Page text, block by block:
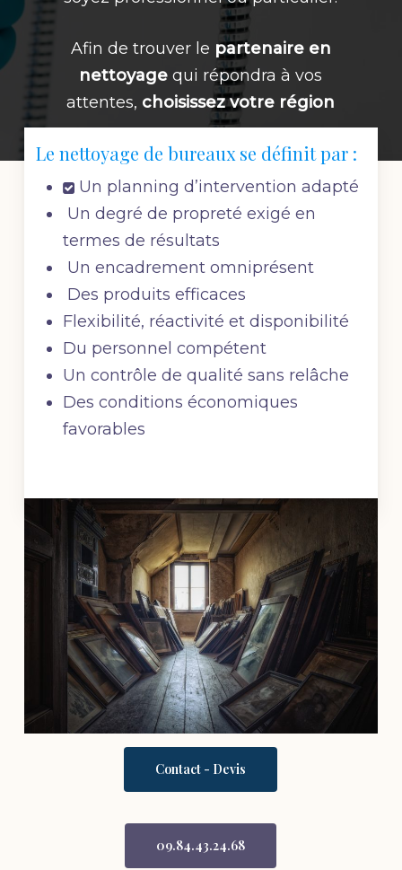
Afin de trouver le partenaire en
nettoyage qui répondra à vos
attentes, choisissez votre région
Le nettoyage de bureaux se définit par :
Un planning d’intervention adapté
Un degré de propreté exigé en
termes de résultats
Un encadrement omniprésent
Des produits efficaces
Flexibilité, réactivité et disponibilité
Du personnel compétent
Un contrôle de qualité sans relâche
Des conditions économiques
favorables
Contact - Devis
09.84.43.24.68